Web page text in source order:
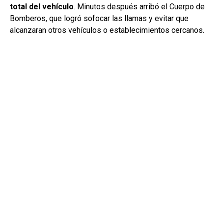
total del vehículo. Minutos después arribó el Cuerpo de
Bomberos, que logró sofocar las llamas y evitar que
alcanzaran otros vehículos o establecimientos cercanos.